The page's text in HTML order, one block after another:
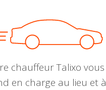
chauffeur Talixo vous
en charge au lieu et à